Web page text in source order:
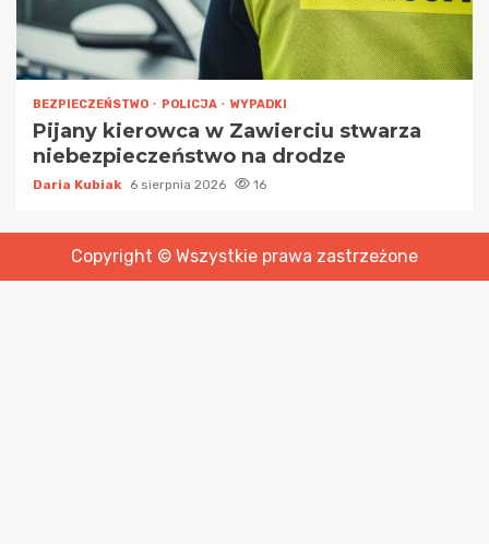
BEZPIECZEŃSTWO POLICJA WYPADKI
Pijany kierowca w Zawierciu stwarza
niebezpieczeństwo na drodze
Daria Kubiak 6 sierpnia 2026 16
Copyright © Wszystkie prawa zastrzeżone